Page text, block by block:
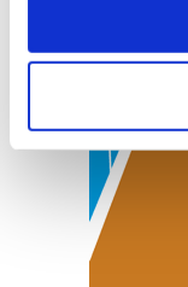
Collect
Identify
specific
Find out more
and set your
Guk eta gure
prozesatzen